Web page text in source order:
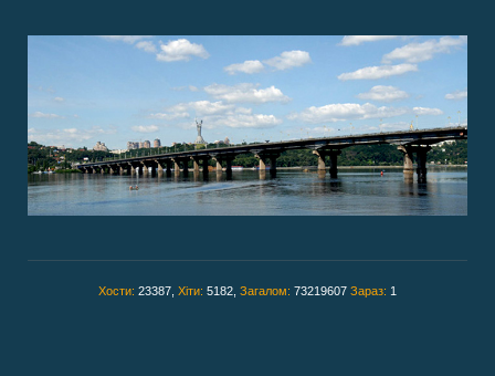
Хости: 23387, Хіти: 5182, Загалом: 73219607 Зараз: 1